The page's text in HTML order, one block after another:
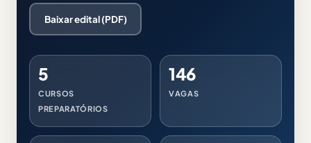
Baixar edital (PDF)
5
CURSOS
PREPARATÓRIOS
146
VAGAS